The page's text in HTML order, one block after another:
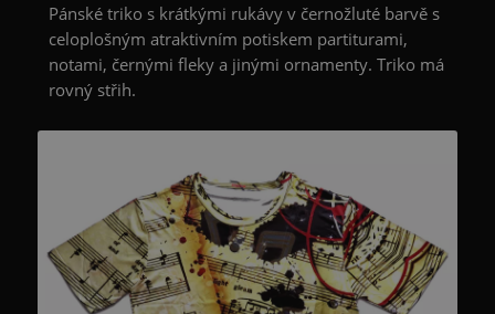
Pánské triko s krátkými rukávy v černožluté barvě s
celoplošným atraktivním potiskem partiturami,
notami, černými fleky a jinými ornamenty. Triko má
rovný střih.